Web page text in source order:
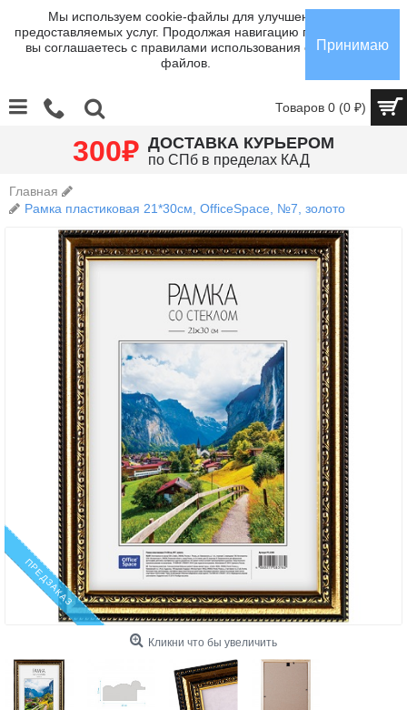
Мы используем cookie-файлы для улучшения
предоставляемых услуг. Продолжая навигацию по сайту,
вы соглашаетесь с правилами использования cookie-
файлов.
Принимаю
Товаров 0 (0 ₽)
300₽ ДОСТАВКА КУРЬЕРОМ
по СПб в пределах КАД
Главная
Рамка пластиковая 21*30см, OfficeSpace, №7, золото
ПРЕДЗАКАЗ
Кликни что бы увеличить